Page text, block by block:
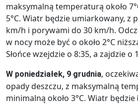
maksymalną temperaturą około
5°C. Wiatr będzie umiarkowany, z
km/h i porywami do 30 km/h.
w nocy może być o około 2°C
Słońce wzejdzie o 8:35, a zajdzie o
W poniedziałek, 9 grudnia,
opady deszczu, z maksymalną
minimalną około 3°C. Wiatr będzie